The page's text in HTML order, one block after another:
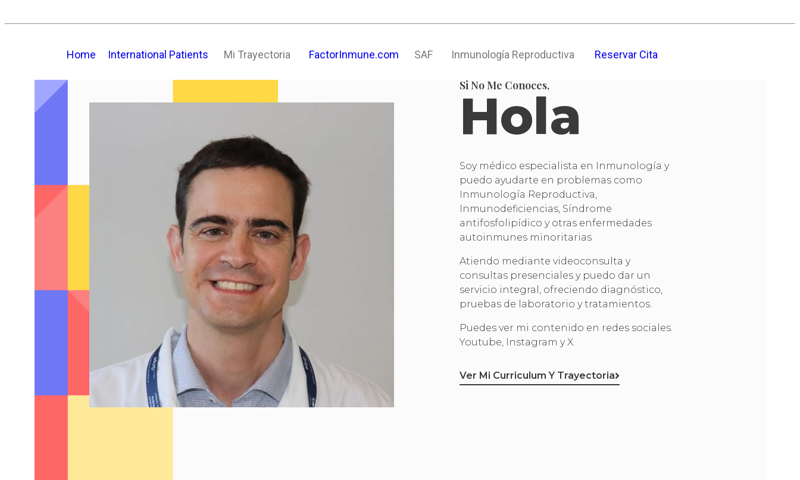
Home International Patients Mi Trayectoria FactorInmune.com SAF Inmunología Reproductiva Reservar Cita
Si No Me Conoces,
Hola
Soy médico especialista en Inmunología y
puedo ayudarte en problemas como
Inmunología Reproductiva,
Inmunodeficiencias, Síndrome
antifosfolipídico y otras enfermedades
autoinmunes minoritarias
Atiendo mediante videoconsulta y
consultas presenciales y puedo dar un
servicio integral, ofreciendo diagnóstico,
pruebas de laboratorio y tratamientos.
Puedes ver mi contenido en redes sociales.
Youtube, Instagram y X.
Ver Mi Curriculum Y Trayectoria